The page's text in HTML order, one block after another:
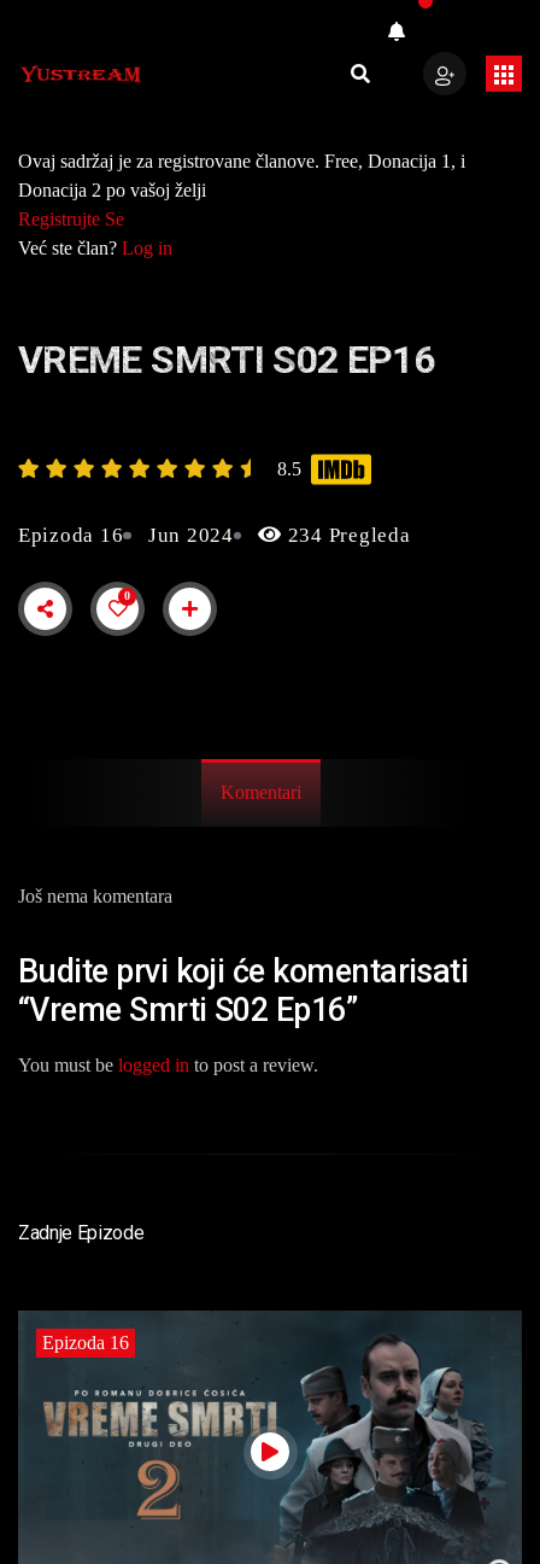
Ovaj sadržaj je za registrovane članove. Free, Donacija 1, i
Donacija 2 po vašoj želji
Registrujte Se
Već ste član? Log in
VREME SMRTI S02 EP16
8.5
Epizoda 16 Jun 2024 234 Pregleda
0
Komentari
Još nema komentara
Budite prvi koji će komentarisati
“Vreme Smrti S02 Ep16”
You must be logged in to post a review.
Zadnje Epizode
Epizoda 16